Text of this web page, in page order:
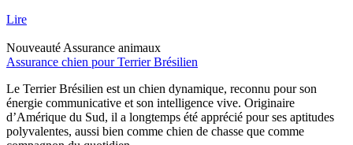
Lire
Nouveauté Assurance animaux
Assurance chien pour Terrier Brésilien
Le Terrier Brésilien est un chien dynamique, reconnu pour son
énergie communicative et son intelligence vive. Originaire
d’Amérique du Sud, il a longtemps été apprécié pour ses aptitudes
polyvalentes, aussi bien comme chien de chasse que comme